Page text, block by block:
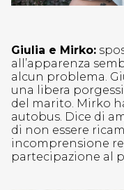
Giulia e Mirko:
all’apparenza
alcun problema.
una libera
del marito. Mirko
autobus. Dice di
di non essere
incomprensione
partecipazione al